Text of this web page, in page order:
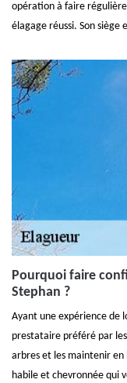
opération à faire
élagage réussi. Son siège
Pourquoi faire
Stephan ?
Ayant une expérience de
prestataire préféré par
arbres et les maintenir en
habile et chevronnée qui